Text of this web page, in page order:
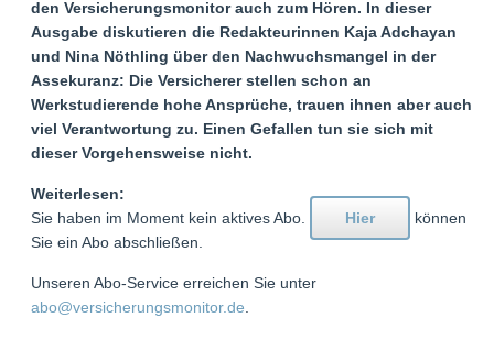
den Versicherungsmonitor auch zum Hören. In dieser
Ausgabe diskutieren die Redakteurinnen Kaja Adchayan
und Nina Nöthling über den Nachwuchsmangel in der
Assekuranz: Die Versicherer stellen schon an
Werkstudierende hohe Ansprüche, trauen ihnen aber auch
viel Verantwortung zu. Einen Gefallen tun sie sich mit
dieser Vorgehensweise nicht.
Weiterlesen:
Sie haben im Moment kein aktives Abo.
Hier
können
Sie ein Abo abschließen.
Unseren Abo-Service erreichen Sie unter
abo@versicherungsmonitor.de